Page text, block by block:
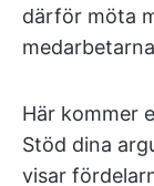
därför möta
Här kommer
Stöd dina
visar